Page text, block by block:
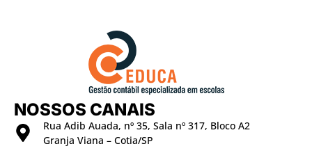
NOSSOS CANAIS
Rua Adib Auada, nº 35, Sala nº 317, Bloco A2
Granja Viana – Cotia/SP